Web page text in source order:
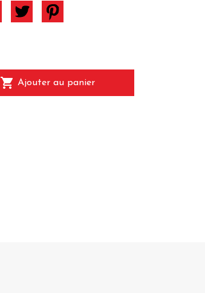
shopping_cart Ajouter au panier